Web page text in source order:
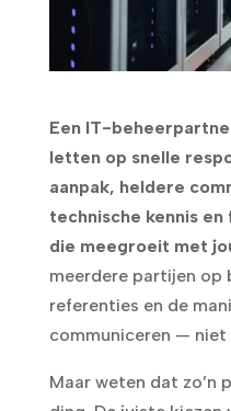
Een IT-
letten op snelle
aanpak, heldere
technische kennis
die meegroeit met
meerdere partijen op
referenties en de
communiceren — niet
Maar weten dat zo’n